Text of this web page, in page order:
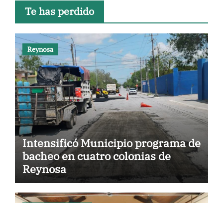
Te has perdido
Reynosa
Intensificó Municipio programa de
bacheo en cuatro colonias de
Reynosa